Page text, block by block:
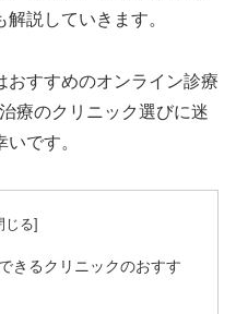
説していきます。
おすすめのオンライン診療
療のクリニック選びに迷
です。
きるクリニックのおすす